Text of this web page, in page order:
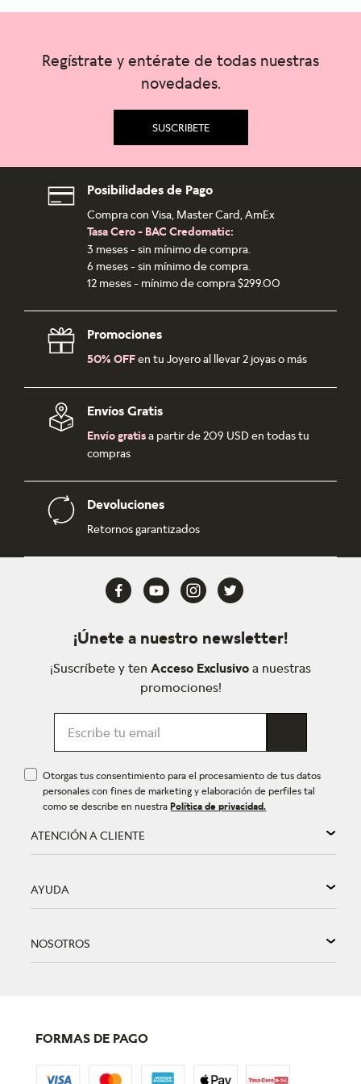
Regístrate y entérate de todas nuestras
novedades.
SUSCRIBETE
Posibilidades de Pago
Compra con Visa, Master Card, AmEx
Tasa Cero - BAC Credomatic:
3 meses - sin mínimo de compra.
6 meses - sin mínimo de compra.
12 meses - mínimo de compra $299.00
Promociones
50% OFFen tu Joyero al llevar 2 joyas o más
Envíos Gratis
Envío gratisa partir de 209 USD en todas tu
compras
Devoluciones
Retornos garantizados
¡Únete a nuestro newsletter!
¡Suscríbete y ten Acceso Exclusivo a nuestras
promociones!
Otorgas tus consentimiento para el procesamiento de tus datos
personales con fines de marketing y elaboración de perfiles tal
como se describe en nuestraPolítica de privacidad.
ATENCIÓN A CLIENTE
AYUDA
NOSOTROS
FORMAS DE PAGO